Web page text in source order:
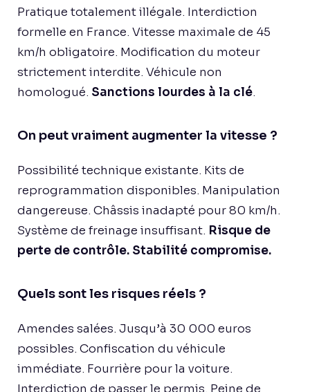
Pratique totalement illégale. Interdiction
formelle en France. Vitesse maximale de 45
km/h obligatoire. Modification du moteur
strictement interdite. Véhicule non
homologué. Sanctions lourdes à la clé.
On peut vraiment augmenter la vitesse ?
Possibilité technique existante. Kits de
reprogrammation disponibles. Manipulation
dangereuse. Châssis inadapté pour 80 km/h.
Système de freinage insuffisant. Risque de
perte de contrôle. Stabilité compromise.
Quels sont les risques réels ?
Amendes salées. Jusqu’à 30 000 euros
possibles. Confiscation du véhicule
immédiate. Fourrière pour la voiture.
Interdiction de passer le permis. Peine de